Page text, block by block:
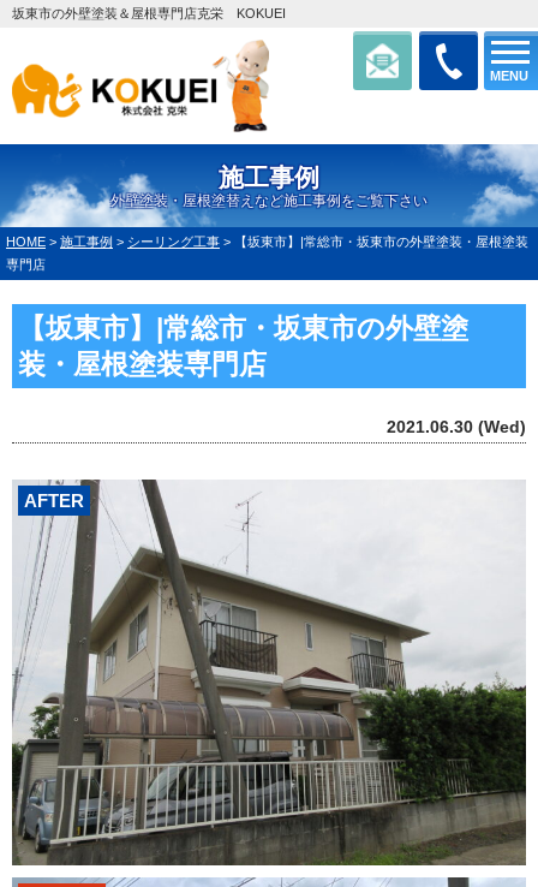
MENU
坂東市の外壁塗装＆屋根専門店克栄 KOKUEI
施工事例
外壁塗装・屋根塗替えなど施工事例をご覧下さい
HOME > 施工事例 > シーリング工事 >
【坂東市】|常総市・坂東市の外壁塗装・屋根塗装
専門店
【坂東市】|常総市・坂東市の外壁塗
装・屋根塗装専門店
2021.06.30 (Wed)
AFTER